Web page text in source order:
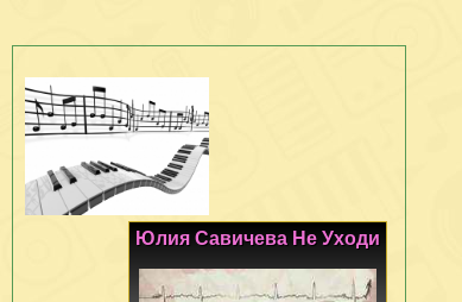
Юлия Савичева Не Уходи